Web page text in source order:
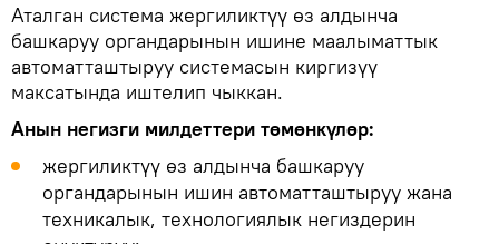
Аталган система жергиликтүү өз алдынча
башкаруу органдарынын ишине маалыматтык
автоматташтыруу системасын киргизүү
максатында иштелип чыккан.
Анын негизги милдеттери төмөнкүлөр:
жергиликтүү өз алдынча башкаруу
органдарынын ишин автоматташтыруу жана
техникалык, технологиялык негиздерин